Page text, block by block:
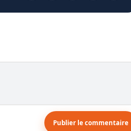
Publier le commentaire